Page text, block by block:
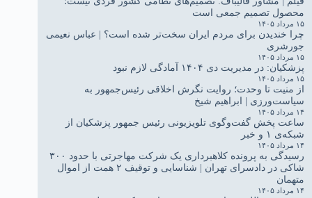
محصول تصمیم جمعی است
۱۵ مرداد ۱۴۰۵
چرا خندیدن برای مردم ایران سخت‌تر شده است؟ | عباس نعیمی
جورشری
۱۵ مرداد ۱۴۰۵
پزشکیان: در مدیریت دی ۱۴۰۴ آمادگی لازم نبود
۱۵ مرداد ۱۴۰۵
از منیت تا وحدت؛ روایت نگرش اخلاقی رئیس‌جمهور به
سیاست‌ورزی | ابراهیم شیخ
۱۴ مرداد ۱۴۰۵
ساعت پخش گفت‌وگوی تلویزیونی رئیس جمهور پزشکیان از
شبکه‌ی ۱ و خبر
۱۴ مرداد ۱۴۰۵
رسیدگی به پرونده کلاهبرداری یک شرکت مهاجرتی با حدود ۳۰۰
شاکی در دادسرای تهران | شناسایی و توقیف ۲ همت از اموال
متهمان
۱۴ مرداد ۱۴۰۵